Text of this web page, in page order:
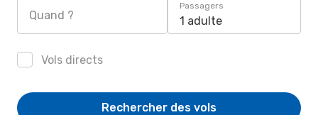
Quand ?
Passagers
1 adulte
Vols directs
Rechercher des vols